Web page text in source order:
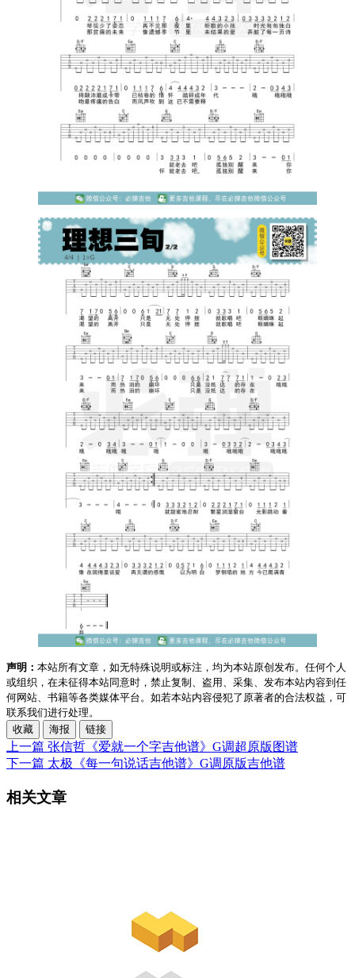
声明： 本站所有文章，如无特殊说明或标注，均为本站原创发布。任何个人
或组织，在未征得本站同意时，禁止复制、盗用、采集、发布本站内容到任
何网站、书籍等各类媒体平台。如若本站内容侵犯了原著者的合法权益，可
联系我们进行处理。
收藏
海报 链接
上一篇 张信哲《爱就一个字吉他谱》G调超原版图谱
下一篇 太极《每一句说话吉他谱》G调原版吉他谱
相关文章